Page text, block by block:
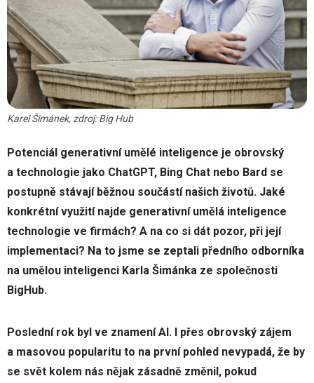
Karel Šimánek, zdroj: Big Hub
Potenciál generativní umělé inteligence je obrovský
a technologie jako ChatGPT, Bing Chat nebo Bard se
postupně stávají běžnou součástí našich životů. Jaké
konkrétní využití najde generativní umělá inteligence
technologie ve firmách? A na co si dát pozor, při její
implementaci? Na to jsme se zeptali předního odborníka
na umělou inteligenci Karla Šimánka ze společnosti
BigHub.
Poslední rok byl ve znamení AI. I přes obrovský zájem
a masovou popularitu to na první pohled nevypadá, že by
se svět kolem nás nějak zásadně změnil, pokud